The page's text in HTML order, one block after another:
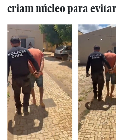
criam núcleo para